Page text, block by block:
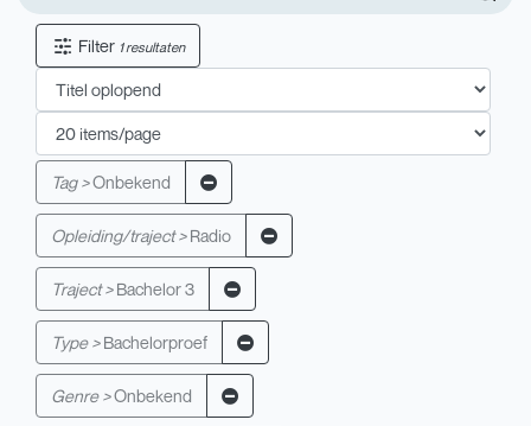
Filter 1 resultaten
Tag >Onbekend
Opleiding/traject > Radio
Traject > Bachelor 3
Type > Bachelorproef
Genre >Onbekend